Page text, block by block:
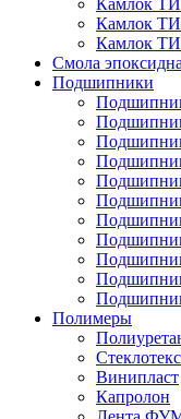
Камлок
Камлок
Камлок
Смола
Подшипники
Полимеры
Винипласт
Капролон